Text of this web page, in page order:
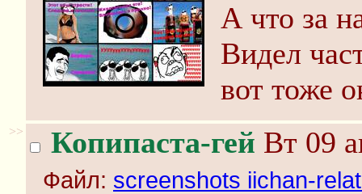
А что за
Видел
вот тоже
>> Копипаста-гей Вт 09
Файл: screenshots iichan-